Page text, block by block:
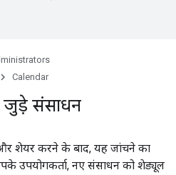
Calendar
संसाधन
शेयर करने के बाद, यह जांचने का
उपयोगकर्ता, नए संसाधन को शेड्यूल